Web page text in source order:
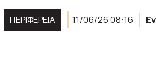
ΠΕΡΙΦΈΡΕΙΑ 11/06/26 08:16